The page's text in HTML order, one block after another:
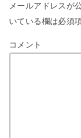
メールアドレスが
いている欄は必須
コメント